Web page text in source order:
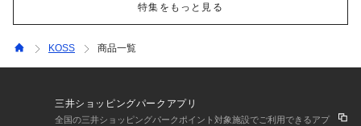
特集をもっと見る
KOSS 商品一覧
三井ショッピングパークアプリ
全国の三井ショッピングパークポイント対象施設でご利用できるアプ